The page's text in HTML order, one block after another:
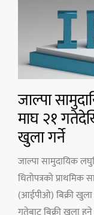
जाल्पा
माघ २१
खुला गर्ने
जाल्पा सामुदायिक
धितोपत्रको प्राथमिक
(आईपीओ) बिक्री